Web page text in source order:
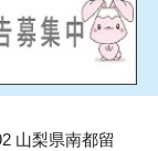
山梨県南都留